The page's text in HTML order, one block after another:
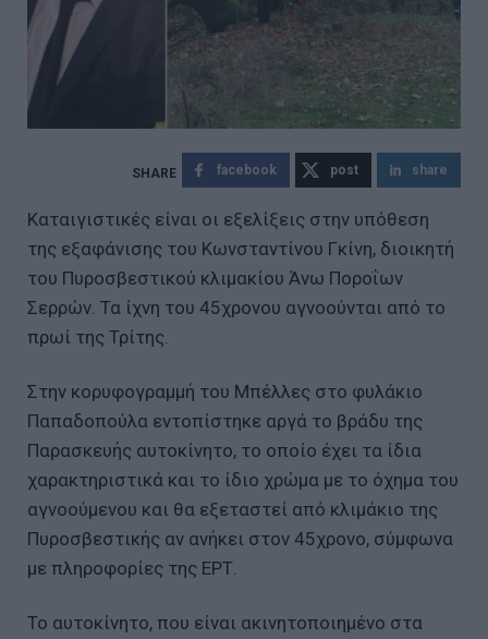
facebook post share
Καταιγιστικές είναι οι εξελίξεις στην υπόθεση
της εξαφάνισης του Κωνσταντίνου Γκίνη, διοικητή
του Πυροσβεστικού κλιμακίου Άνω Ποροΐων
Σερρών. Τα ίχνη του 45χρονου αγνοούνται από το
πρωί της Τρίτης.
Στην κορυφογραμμή του Μπέλλες στο φυλάκιο
Παπαδοπούλα εντοπίστηκε αργά το βράδυ της
Παρασκευής αυτοκίνητο, το οποίο έχει τα ίδια
χαρακτηριστικά και το ίδιο χρώμα με το όχημα του
αγνοούμενου και θα εξεταστεί από κλιμάκιο της
Πυροσβεστικής αν ανήκει στον 45χρονο, σύμφωνα
με πληροφορίες της ΕΡΤ.
Το αυτοκίνητο, που είναι ακινητοποιημένο στα